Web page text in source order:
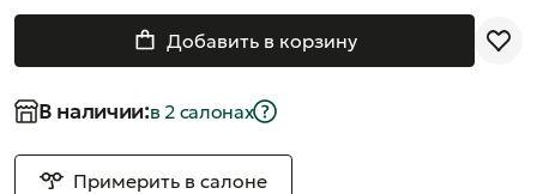
Добавить в корзину
В наличии:в 2 салонах
Примерить в салоне